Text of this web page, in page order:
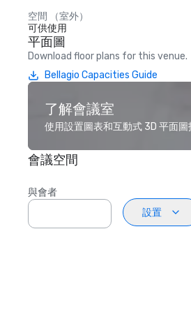
空間 （室外）
可供使用
平面圖
Download floor plans for this venue.
Bellagio Capacities Guide
了解會議室
使用設置圖表和互動式 3D 平面圖
會議空間
與會者
設置